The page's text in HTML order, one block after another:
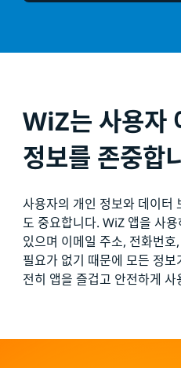
WiZ는 사용자
정보를 존중합
사용자의 개인 정보와 데이터
도 중요합니다. WiZ 앱을 사
있으며 이메일 주소, 전화번
필요가 없기 때문에 모든 정
전히 앱을 즐겁고 안전하게 사